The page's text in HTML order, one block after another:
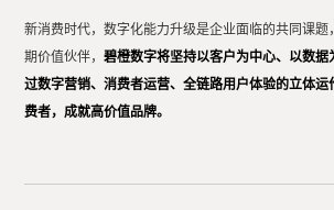
新消费时代，数字化能力升级是企业面临的共同课题
期价值伙伴，碧橙数字将坚持以客户为中心、以数据
过数字营销、消费者运营、全链路用户体验的立体运
费者，成就高价值品牌。